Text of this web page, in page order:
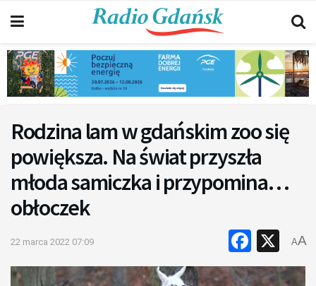
Rodzina lam w gdańskim zoo się
powiększa. Na świat przyszła
młoda samiczka i przypomina…
obłoczek
22 marca 2022 07:09 X
AA